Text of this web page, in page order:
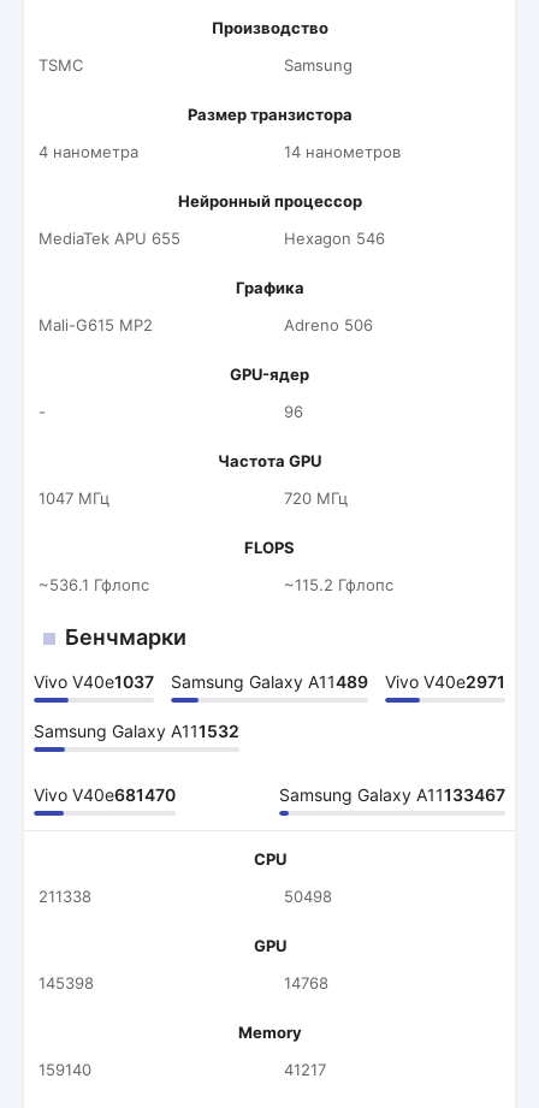
Производство
TSMC
Samsung
Размер транзистора
4 нанометра
14 нанометров
Нейронный процессор
MediaTek APU 655
Hexagon 546
Графика
Mali-G615 MP2
Adreno 506
GPU-ядер
-
96
Частота GPU
1047 МГц
720 МГц
FLOPS
~536.1 Гфлопс
~115.2 Гфлопс
Бенчмарки
Vivo V40e1037 Samsung Galaxy A11489 Vivo V40e2971
Samsung Galaxy A111532
Vivo V40e681470 Samsung Galaxy A11133467
CPU
211338
50498
GPU
145398
14768
Memory
159140
41217